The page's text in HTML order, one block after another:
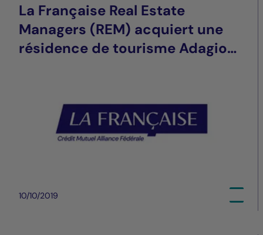
La Française Real Estate
Managers (REM) acquiert une
résidence de tourisme Adagio
10/10/2019